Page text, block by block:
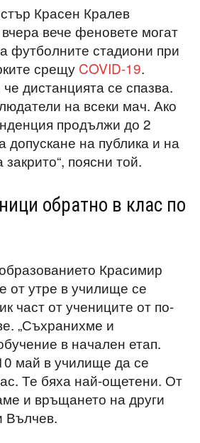
Красен Кралев
вече феновете могат
футболните стадиони при
срещу COVID-19.
дистанцията се спазва.
на всеки мач. Ако
продължи до 2
на публика и на
поясни той.
обратно в клас по
Красимир
от утре в училище се
част от учениците от по-
„Съхранихме и
в начален етап.
май в училище да се
Те бяха най-ощетени. От
и връщането на други
Вълчев.